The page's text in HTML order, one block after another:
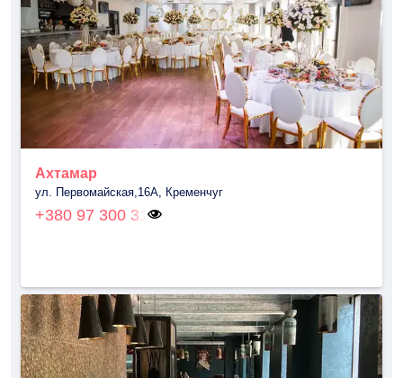
Ахтамар
ул. Первомайская,16А, Кременчуг
+380 97 300 31